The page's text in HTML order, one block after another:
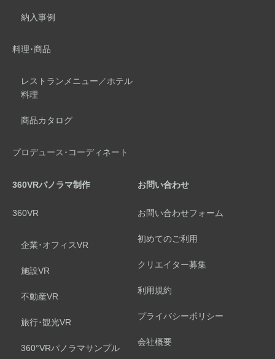
納入事例
料理･商品
レストランメニュー／ホテル
料理
商品カタログ
プロデュース･コーディネート
360VRパノラマ制作
360VR
企業･オフィスVR
施設VR
不動産VR
旅行･観光VR
360°VRパノラマサンプル
お問い合わせ
お問い合わせフォーム
初めてのご利用
クリエイター募集
利用規約
プライバシーポリシー
会社概要